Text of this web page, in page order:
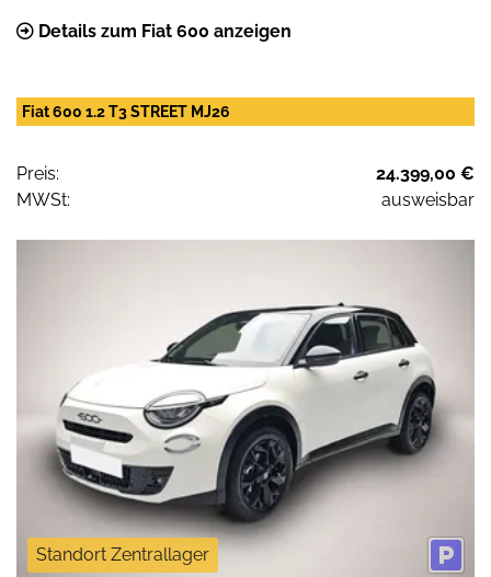
Details zum Fiat 600 anzeigen
Fiat 600 1.2 T3 STREET MJ26
Preis:
24.399,00 €
MWSt:
ausweisbar
Standort Zentrallager